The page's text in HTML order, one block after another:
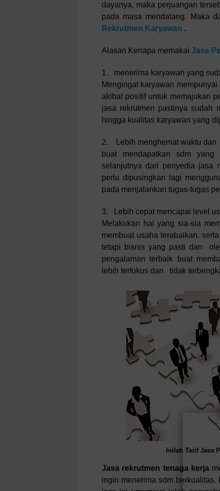
dayanya, maka perjuangan
pada masa mendatang. Maka
Rekrutmen Karyawan .
Alasan Kenapa memakai Jasa
1. menerima karyawan yang
Mengingat karyawan
akibat positif untuk memajukan
jasa rekrutmen pastinya sudah
hingga kualitas karyawan yang
2. Lebih menghemat waktu dan
buat mendapatkan sdm yang
selanjutnya dari penyedia jasa
perlu dipusingkan lagi
pada menjalankan tugas-tugas
3. Lebih cepat mencapai level
Melakukan hal yang sia-sia
membuat usaha terabaikan.
tetapi bisnis yang pasti dan
pengalaman terbaik buat
lebih terfokus dan tidak
Inilah Tarif Jasa
Jasa rekrutmen tenaga kerja
ingin menerima sdm berkualitas.